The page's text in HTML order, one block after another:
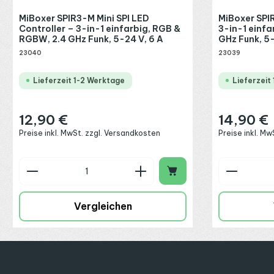
Aluminium-Profile werden ohne Endkappen und ohne
eine opale Abdeckung für eine besonders weiche, homogene
alle 12,5 Zentimeter (15 LEDs).
Innenbereich, optional höhere
Wer statt eines bewegten Effekts eine gleichmäßige, statische
MiBoxer SPIR3-M Mini SPI LED
Controller – 3-in-1 einfarbig, RGB &
RGBW, 2.4 GHz Funk, 5-24 V, 6 A
23040
Lieferzeit 1-2 Werktage
Regulärer Preis:
12,90 €
Preise inkl. MwSt. zzgl. Versandkosten
Produkt Anzahl: Gib den
Vergleichen
MiBoxer
3-in-1
GHz Funk,
23039
Lieferzeit
Regulärer Preis:
14,90 €
Preise inkl.